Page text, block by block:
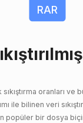
RAR
oranları ve
ile bilinen veri
popüler bir dosya